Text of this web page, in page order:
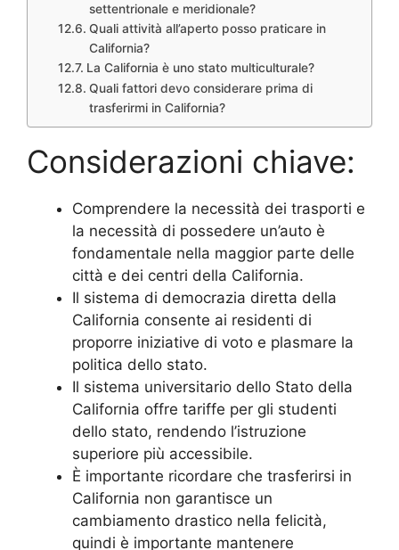
settentrionale e meridionale?
Quali attività all’aperto posso praticare in
California?
La California è uno stato multiculturale?
Quali fattori devo considerare prima di
trasferirmi in California?
Considerazioni chiave:
Comprendere la necessità dei trasporti e
la necessità di possedere un’auto è
fondamentale nella maggior parte delle
città e dei centri della California.
Il sistema di democrazia diretta della
California consente ai residenti di
proporre iniziative di voto e plasmare la
politica dello stato.
Il sistema universitario dello Stato della
California offre tariffe per gli studenti
dello stato, rendendo l’istruzione
superiore più accessibile.
È importante ricordare che trasferirsi in
California non garantisce un
cambiamento drastico nella felicità,
quindi è importante mantenere